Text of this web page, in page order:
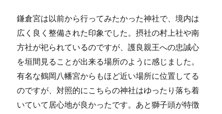
鎌倉宮は以前から行ってみたかった神社で、境内は
広く良く整備された印象でした。摂社の村上社や南
方社が祀られているのですが、護良親王への忠誠心
を垣間見ることが出来る場所のように感じました。
有名な鶴岡八幡宮からもほど近い場所に位置してる
のですが、対照的にこちらの神社はゆったり落ち着
いていて居心地が良かったです。あと獅子頭が特徴